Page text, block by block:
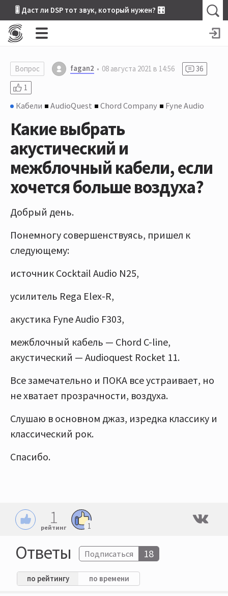
🎚 Даст ли DSP тот звук, который нужен? 🎛
Вопрос fagan2 08 августа 2021 в 14:56
36
1
Кабели AudioQuest Chord Company Fyne Audio
Какие выбрать
акустический и
межблочный кабели, если
хочется больше воздуха?
Добрый день.
Понемногу совершенствуясь, пришел к
следующему:
источник Cocktail Audio N25,
усилитель Rega Elex-R,
акустика Fyne Audio F303,
межблочный кабель — Chord C-line,
акустический — Audioquest Rocket 11.
Все замечательно и ПОКА все устраивает, но
не хватает прозрачности, воздуха.
Слушаю в основном джаз, изредка классику и
классический рок.
Спасибо.
1
рейтинг 1
Ответы Подписаться 18
по рейтингу по времени